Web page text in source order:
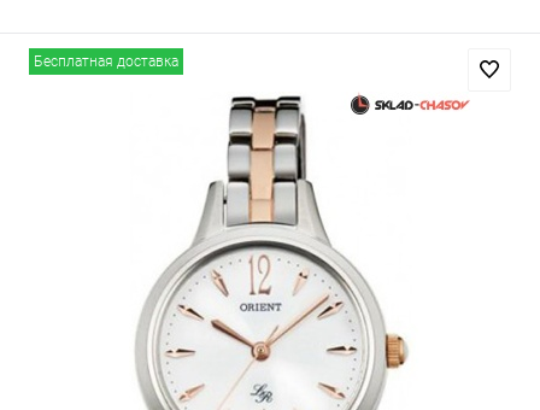
Бесплатная доставка